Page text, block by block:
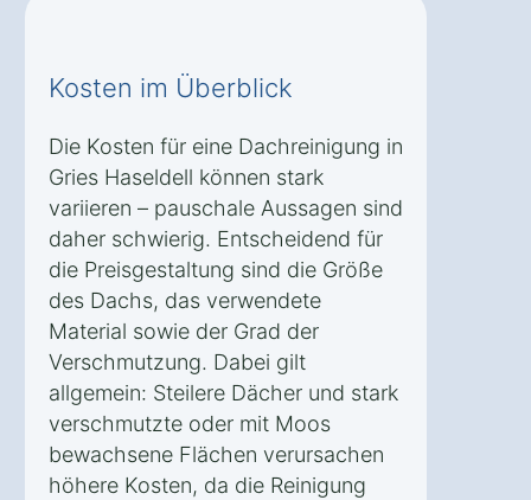
Kosten im Überblick
Die Kosten für eine Dachreinigung in
Gries Haseldell können stark
variieren – pauschale Aussagen sind
daher schwierig. Entscheidend für
die Preisgestaltung sind die Größe
des Dachs, das verwendete
Material sowie der Grad der
Verschmutzung. Dabei gilt
allgemein: Steilere Dächer und stark
verschmutzte oder mit Moos
bewachsene Flächen verursachen
höhere Kosten, da die Reinigung